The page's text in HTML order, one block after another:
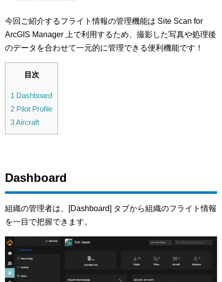
今回ご紹介するフライト情報の管理機能は Site Scan for
ArcGIS Manager 上で利用するため、撮影した写真や処理後
のデータを合わせて一元的に管理できる便利機能です！
目次
1 Dashboard
2 Pilot Profile
3Aircraft
Dashboard
組織の管理者は、[Dashboard] タブから組織のフライト情報
を一目で把握できます。